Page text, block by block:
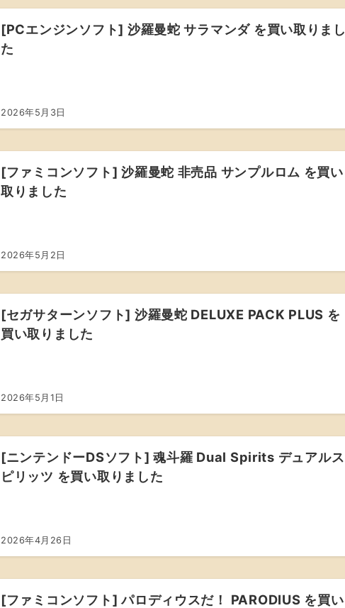
[PCエンジンソフト] 沙羅曼蛇 サラマンダ を買い取りまし
た
2026年5月3日
[ファミコンソフト] 沙羅曼蛇 非売品 サンプルロム を買い
取りました
2026年5月2日
[セガサターンソフト] 沙羅曼蛇 DELUXE PACK PLUS を
買い取りました
2026年5月1日
[ニンテンドーDSソフト] 魂斗羅 Dual Spirits デュアルス
ピリッツ を買い取りました
2026年4月26日
[ファミコンソフト] パロディウスだ！ PARODIUS を買い